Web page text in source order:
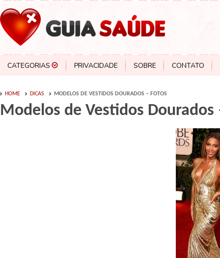
CATEGORIAS PRIVACIDADE SOBRE CONTATO
HOME DICAS MODELOS DE VESTIDOS DOURADOS – FOTOS
Modelos de Vestidos Dourados